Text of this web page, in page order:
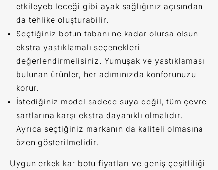
etkileyebileceği gibi ayak sağlığınız açısından
da tehlike oluşturabilir.
Seçtiğiniz botun tabanı ne kadar olursa olsun
ekstra yastıklamalı seçenekleri
değerlendirmelisiniz. Yumuşak ve yastıklaması
bulunan ürünler, her adımınızda konforunuzu
korur.
İstediğiniz model sadece suya değil, tüm çevre
şartlarına karşı ekstra dayanıklı olmalıdır.
Ayrıca seçtiğiniz markanın da kaliteli olmasına
özen gösterilmelidir.
Uygun erkek kar botu fiyatları ve geniş çeşitliliği